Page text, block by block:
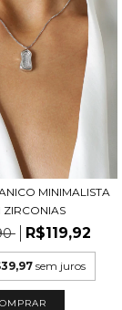
MINIMALISTA
ZIRCONIAS
R$119,92
sem juros